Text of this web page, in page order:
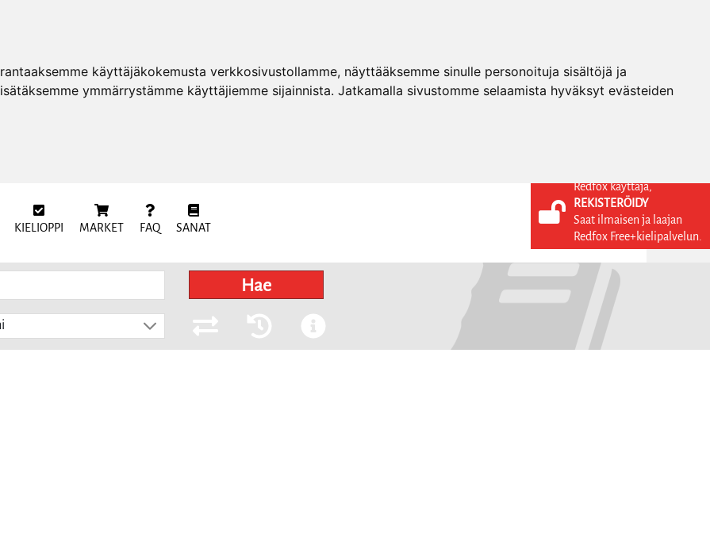
käyttäjäkokemusta verkkosivustollamme, näyttääksemme sinulle personoituja sisältöjä ja
ymmärrystämme käyttäjiemme sijainnista. Jatkamalla sivustomme selaamista hyväksyt evästeiden
KIELIOPPI MARKET FAQ SANAT
KIRJAUDU SISÄÄN
REKISTERÖIDY
Hae
Redfox käyttäjä,
REKISTERÖIDY
Saat ilmaisen ja laajan
Redfox Free+kielipalvelun.